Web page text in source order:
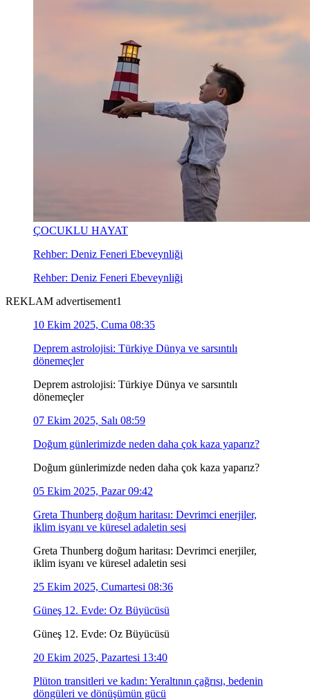
ÇOCUKLU HAYAT
Rehber: Deniz Feneri Ebeveynliği
Rehber: Deniz Feneri Ebeveynliği
REKLAM advertisement1
10 Ekim 2025, Cuma 08:35
Deprem astrolojisi: Türkiye Dünya ve sarsıntılı
dönemeçler
Deprem astrolojisi: Türkiye Dünya ve sarsıntılı
dönemeçler
07 Ekim 2025, Salı 08:59
Doğum günlerimizde neden daha çok kaza yaparız?
Doğum günlerimizde neden daha çok kaza yaparız?
05 Ekim 2025, Pazar 09:42
Greta Thunberg doğum haritası: Devrimci enerjiler,
iklim isyanı ve küresel adaletin sesi
Greta Thunberg doğum haritası: Devrimci enerjiler,
iklim isyanı ve küresel adaletin sesi
25 Ekim 2025, Cumartesi 08:36
Güneş 12. Evde: Oz Büyücüsü
Güneş 12. Evde: Oz Büyücüsü
20 Ekim 2025, Pazartesi 13:40
Plüton transitleri ve kadın: Yeraltının çağrısı, bedenin
döngüleri ve dönüşümün gücü